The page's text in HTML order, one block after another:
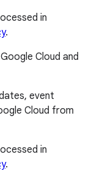
in
.
Cloud and
event
Cloud from
in
.